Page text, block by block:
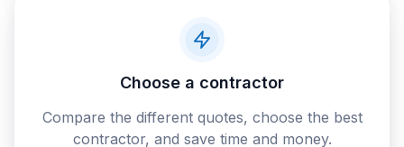
Choose a contractor
Compare the different quotes, choose the best
contractor, and save time and money.